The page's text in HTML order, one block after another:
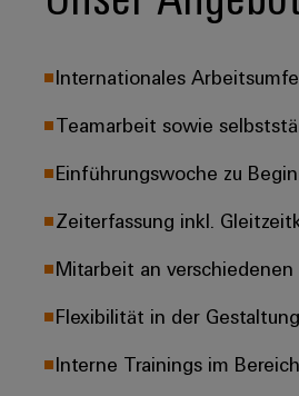
Internationales
Teamarbeit sowie
Einführungswoche zu
Zeiterfassung inkl.
Mitarbeit an
Flexibilität in der
Interne Trainings im